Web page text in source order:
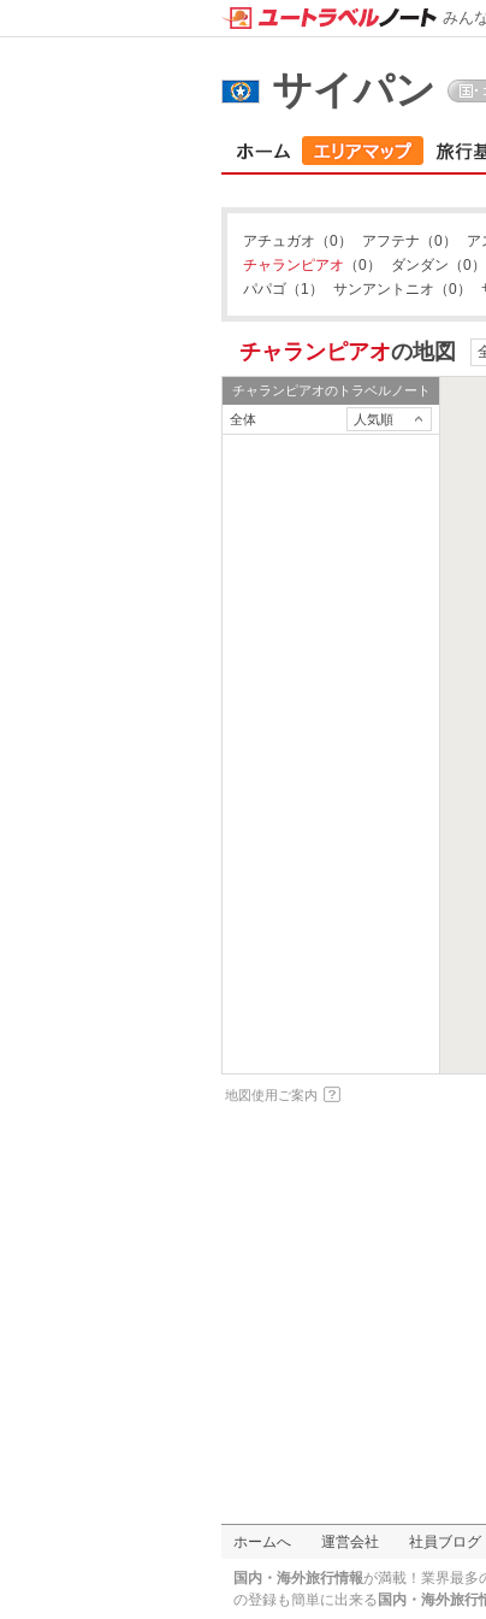
サイパン
アチュガオ （0） アフテナ （0） ア
チャランピアオ （0） ダンダン （0）
パパゴ （1） サンアントニオ （0）
チャランピアオの地図
チャランピアオのトラベルノート
全体
人気順
地図使用ご案内
みん
ホームへ 運営会社 社員ブログ
国内・海外旅行情報が満載！業界最多
の登録も簡単に出来る 国内・海外旅行